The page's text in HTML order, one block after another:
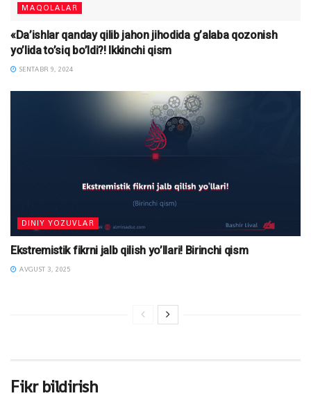
MAQOLALAR
«Da’ishlar qanday qilib jahon jihodida g’alaba qozonish
yo’lida to’siq bo’ldi?! Ikkinchi qism
SENTABR 9, 2024
DINIY YOZUVLAR
Ekstremistik fikrni jalb qilish yo’llari! Birinchi qism
AVGUST 3, 2025
Fikr bildirish